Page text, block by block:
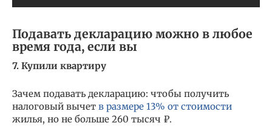
Подавать декларацию можно в любое
время года, если вы
7. Купили квартиру
Зачем подавать декларацию: чтобы получить
налоговый вычет в размере 13% от стоимости
жилья, но не больше 260 тысяч ₽.